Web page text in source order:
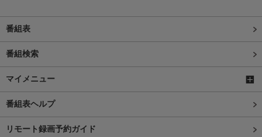
番組表
番組検索
マイメニュー
番組表ヘルプ
リモート録画予約ガイド